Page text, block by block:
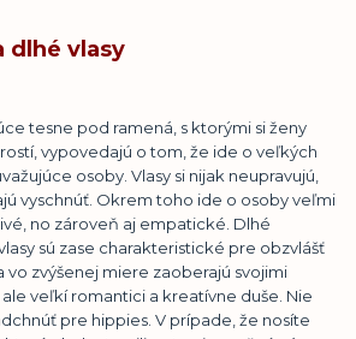
dlhé vlasy
tesne pod ramená, s ktorými si ženy
vypovedajú o tom, že ide o veľkých
osoby. Vlasy si nijak neupravujú,
vyschnúť. Okrem toho ide o osoby veľmi
no zároveň aj empatické. Dlhé
sú zase charakteristické pre obzvlášť
vo zvýšenej miere zaoberajú svojimi
veľkí romantici a kreatívne duše. Nie
pre hippies. V prípade, že nosíte